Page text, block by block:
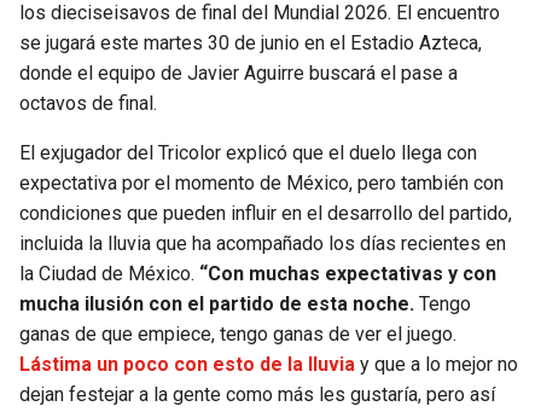
SEAHAWKS
LIONS
PACKERS
VIKINGS
FALCONS
PANTHERS
PELICANS
NUGGETS
TIMBERWOLVES
THUNDER
TRAIL BLAZERS
JAZZ
los dieciseisavos de final del Mundial 2026. El encuentro
se jugará este martes 30 de junio en el Estadio Azteca,
donde el equipo de Javier Aguirre buscará el pase a
octavos de final.
El exjugador del Tricolor explicó que el duelo llega con
expectativa por el momento de México, pero también con
condiciones que pueden influir en el desarrollo del partido,
incluida la lluvia que ha acompañado los días recientes en
la Ciudad de México. “Con muchas expectativas y con
mucha ilusión con el partido de esta noche. Tengo
ganas de que empiece, tengo ganas de ver el juego.
Lástima un poco con esto de la lluvia y que a lo mejor no
dejan festejar a la gente como más les gustaría, pero así